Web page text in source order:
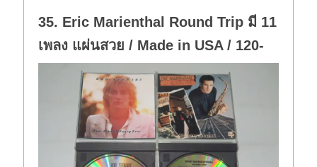
35. Eric Marienthal Round Trip มี 11
เพลง แผ่นสวย / Made in USA / 120-